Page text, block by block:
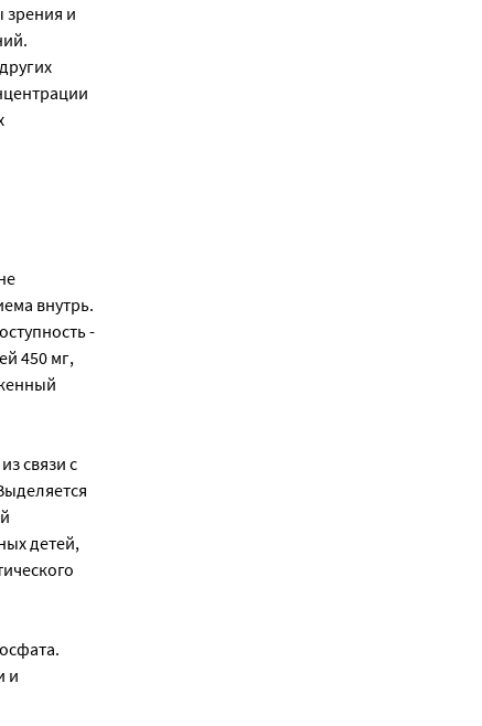
и
внутрь.
-
450 мг,
связи с
детей,
и